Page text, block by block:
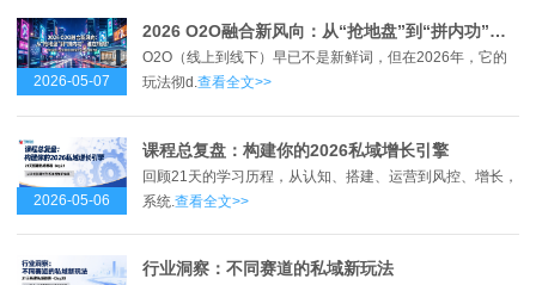
2026-05-07
2026 O2O融合新风向：从“抢地盘”到“拼内功”，谁在领跑？
O2O（线上到线下）早已不是新鲜词，但在2026年，它的
玩法彻d.查看全文>>
2026-05-06
课程总复盘：构建你的2026私域增长引擎
回顾21天的学习历程，从认知、搭建、运营到风控、增长，
系统. 查看全文>>
行业洞察：不同赛道的私域新玩法